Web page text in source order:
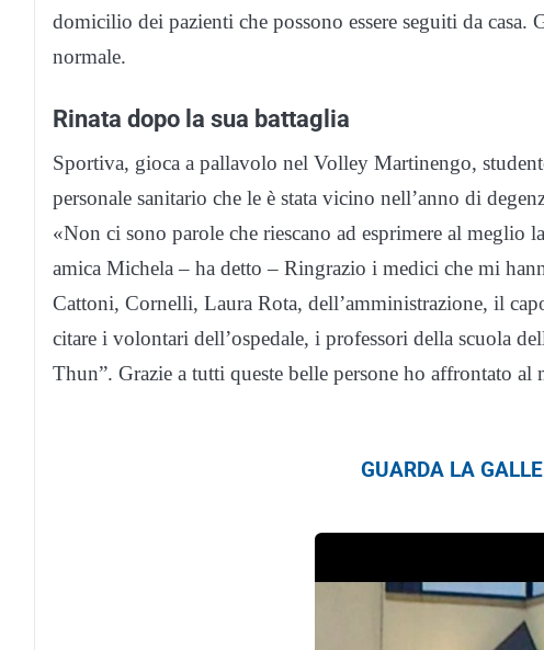
domicilio dei pazienti che possono essere seguiti da
normale.
Rinata dopo la sua battaglia
Sportiva, gioca a pallavolo nel Volley Martinengo,
personale sanitario che le è stata vicino nell’anno di
«Non ci sono parole che riescano ad esprimere al meglio
amica Michela – ha detto – Ringrazio i medici che mi
Cattoni, Cornelli, Laura Rota, dell’amministrazione, il
citare i volontari dell’ospedale, i professori della scuola
Thun”. Grazie a tutti queste belle persone ho affrontato
GUARDA LA